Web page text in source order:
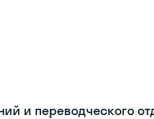
и переводческого